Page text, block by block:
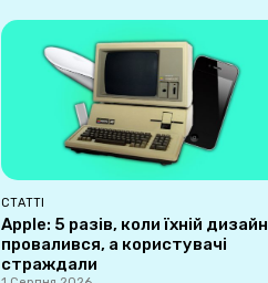
СТАТТІ
Apple: 5 разів, коли їхній дизайн
провалився, а користувачі
страждали